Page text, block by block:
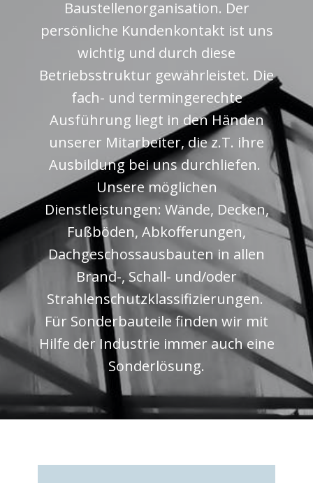
Baustellenorganisation. Der
persönliche Kundenkontakt ist uns
wichtig und durch diese
Betriebsstruktur gewährleistet. Die
fach- und termingerechte
Ausführung liegt in den Händen
unserer Mitarbeiter, die z.T. ihre
Ausbildung bei uns durchliefen.
Unsere möglichen
Dienstleistungen: Wände, Decken,
Fußböden, Abkofferungen,
Dachgeschossausbauten in allen
Brand-, Schall- und/oder
Strahlenschutzklassifizierungen.
Für Sonderbauteile finden wir mit
Hilfe der Industrie immer auch eine
Sonderlösung.